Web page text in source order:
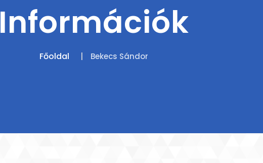
Információk
Főoldal Bekecs Sándor